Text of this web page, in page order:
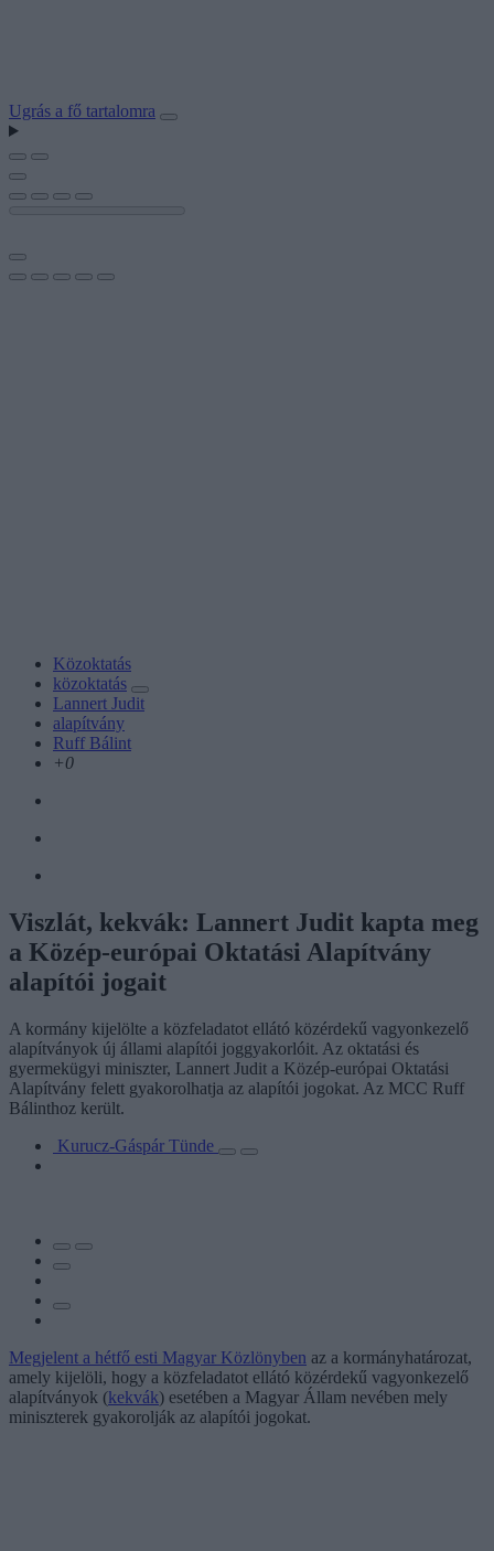
Ugrás a fő tartalomra
Közoktatás
közoktatás
Lannert Judit
alapítvány
Ruff Bálint
+0
Viszlát, kekvák: Lannert Judit kapta meg
a Közép-európai Oktatási Alapítvány
alapítói jogait
A kormány kijelölte a közfeladatot ellátó közérdekű vagyonkezelő
alapítványok új állami alapítói joggyakorlóit. Az oktatási és
gyermekügyi miniszter, Lannert Judit a Közép-európai Oktatási
Alapítvány felett gyakorolhatja az alapítói jogokat. Az MCC Ruff
Bálinthoz került.
Kurucz-Gáspár Tünde
Megjelent a hétfő esti Magyar Közlönyben az a kormányhatározat,
amely kijelöli, hogy a közfeladatot ellátó közérdekű vagyonkezelő
alapítványok (kekvák) esetében a Magyar Állam nevében mely
miniszterek gyakorolják az alapítói jogokat.